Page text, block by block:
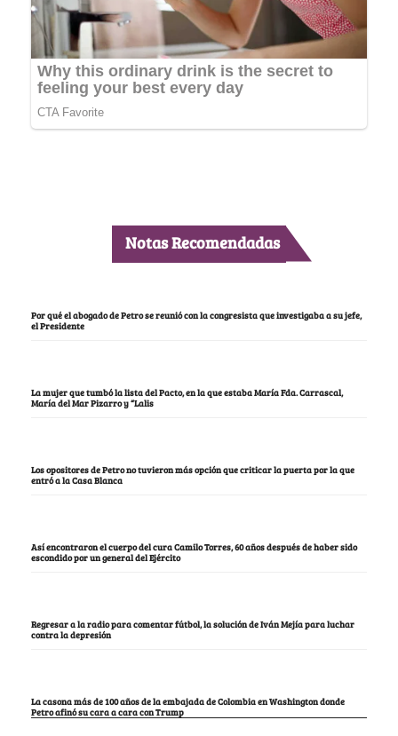
Notas Recomendadas
Por qué el abogado de Petro se reunió con la congresista que investigaba a su jefe,
el Presidente
La mujer que tumbó la lista del Pacto, en la que estaba María Fda. Carrascal,
María del Mar Pizarro y “Lalis
Los opositores de Petro no tuvieron más opción que criticar la puerta por la que
entró a la Casa Blanca
Así encontraron el cuerpo del cura Camilo Torres, 60 años después de haber sido
escondido por un general del Ejército
Regresar a la radio para comentar fútbol, la solución de Iván Mejía para luchar
contra la depresión
La casona más de 100 años de la embajada de Colombia en Washington donde
Petro afinó su cara a cara con Trump